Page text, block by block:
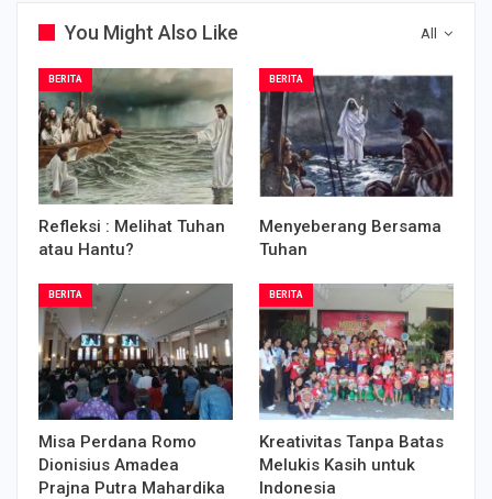
All
You Might Also Like
BERITA
Refleksi : Melihat Tuhan
atau Hantu?
BERITA
Menyeberang Bersama
Tuhan
BERITA
Misa Perdana Romo
Dionisius Amadea
Prajna Putra Mahardika
BERITA
Kreativitas Tanpa Batas
Melukis Kasih untuk
Indonesia